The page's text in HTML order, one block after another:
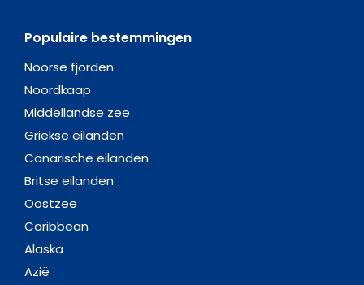
Populaire bestemmingen
Noorse fjorden
Noordkaap
Middellandse zee
Griekse eilanden
Canarische eilanden
Britse eilanden
Oostzee
Caribbean
Alaska
Azië